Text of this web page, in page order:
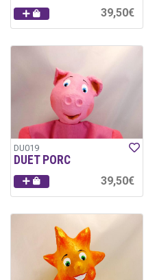
39,50€
DU019
DUET PORC
39,50€